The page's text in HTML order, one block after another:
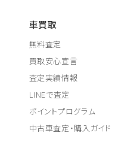
車買取
無料査定
買取安心宣言
査定実績情報
LINEで査定
ポイントプログラム
中古車査定・購入ガイド